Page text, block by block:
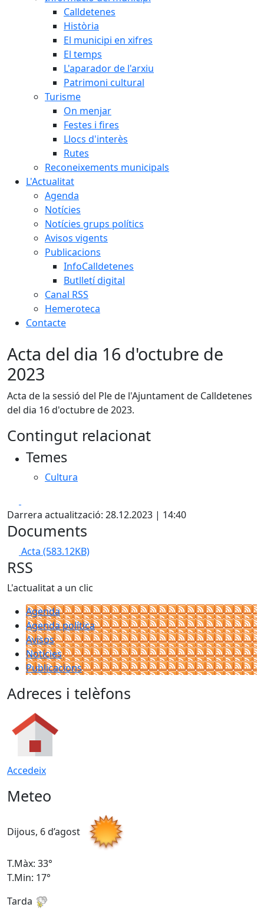
Calldetenes
Història
El municipi en xifres
El temps
L'aparador de l'arxiu
Patrimoni cultural
Turisme
On menjar
Festes i fires
Llocs d'interès
Rutes
Reconeixements municipals
L'Actualitat
Agenda
Notícies
Notícies grups polítics
Avisos vigents
Publicacions
InfoCalldetenes
Butlletí digital
Canal RSS
Hemeroteca
Contacte
Acta del dia 16 d'octubre de
2023
Acta de la sessió del Ple de l'Ajuntament de Calldetenes
del dia 16 d'octubre de 2023.
Contingut relacionat
Temes
Cultura
Darrera actualització: 28.12.2023 | 14:40
Documents
Acta (583.12KB)
RSS
L'actualitat a un clic
Agenda
Agenda política
Avisos
Notícies
Publicacions
Adreces i telèfons
Accedeix
Meteo
Dijous, 6 d’agost
T.Màx: 33°
T.Min: 17°
Tarda